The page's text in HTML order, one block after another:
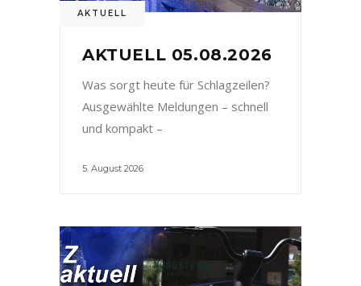
AKTUELL
AKTUELL 05.08.2026
Was sorgt heute für Schlagzeilen?
Ausgewählte Meldungen – schnell
und kompakt –
5. August 2026